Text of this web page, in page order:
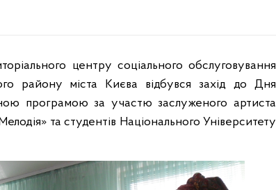
центру соціального обслуговування
району міста Києва відбувся захід до Дня
програмою за участю заслуженого артиста
та студентів Національного Університету